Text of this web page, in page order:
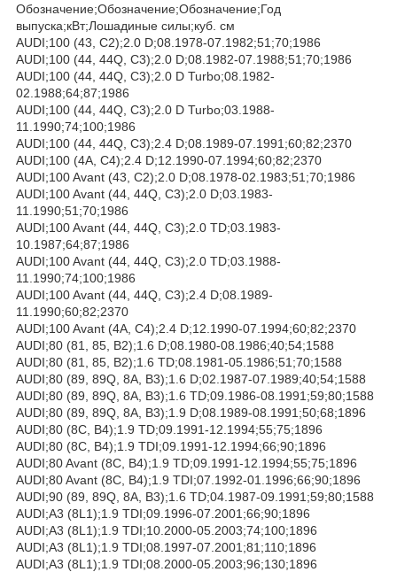
Обозначение;Обозначение;Обозначение;Год
выпуска;кВт;Лошадиные силы;куб. см
AUDI;100 (43, C2);2.0 D;08.1978-07.1982;51;70;1986
AUDI;100 (44, 44Q, C3);2.0 D;08.1982-07.1988;51;70;1986
AUDI;100 (44, 44Q, C3);2.0 D Turbo;08.1982-
02.1988;64;87;1986
AUDI;100 (44, 44Q, C3);2.0 D Turbo;03.1988-
11.1990;74;100;1986
AUDI;100 (44, 44Q, C3);2.4 D;08.1989-07.1991;60;82;2370
AUDI;100 (4A, C4);2.4 D;12.1990-07.1994;60;82;2370
AUDI;100 Avant (43, C2);2.0 D;08.1978-02.1983;51;70;1986
AUDI;100 Avant (44, 44Q, C3);2.0 D;03.1983-
11.1990;51;70;1986
AUDI;100 Avant (44, 44Q, C3);2.0 TD;03.1983-
10.1987;64;87;1986
AUDI;100 Avant (44, 44Q, C3);2.0 TD;03.1988-
11.1990;74;100;1986
AUDI;100 Avant (44, 44Q, C3);2.4 D;08.1989-
11.1990;60;82;2370
AUDI;100 Avant (4A, C4);2.4 D;12.1990-07.1994;60;82;2370
AUDI;80 (81, 85, B2);1.6 D;08.1980-08.1986;40;54;1588
AUDI;80 (81, 85, B2);1.6 TD;08.1981-05.1986;51;70;1588
AUDI;80 (89, 89Q, 8A, B3);1.6 D;02.1987-07.1989;40;54;1588
AUDI;80 (89, 89Q, 8A, B3);1.6 TD;09.1986-08.1991;59;80;1588
AUDI;80 (89, 89Q, 8A, B3);1.9 D;08.1989-08.1991;50;68;1896
AUDI;80 (8C, B4);1.9 TD;09.1991-12.1994;55;75;1896
AUDI;80 (8C, B4);1.9 TDI;09.1991-12.1994;66;90;1896
AUDI;80 Avant (8C, B4);1.9 TD;09.1991-12.1994;55;75;1896
AUDI;80 Avant (8C, B4);1.9 TDI;07.1992-01.1996;66;90;1896
AUDI;90 (89, 89Q, 8A, B3);1.6 TD;04.1987-09.1991;59;80;1588
AUDI;A3 (8L1);1.9 TDI;09.1996-07.2001;66;90;1896
AUDI;A3 (8L1);1.9 TDI;10.2000-05.2003;74;100;1896
AUDI;A3 (8L1);1.9 TDI;08.1997-07.2001;81;110;1896
AUDI;A3 (8L1);1.9 TDI;08.2000-05.2003;96;130;1896